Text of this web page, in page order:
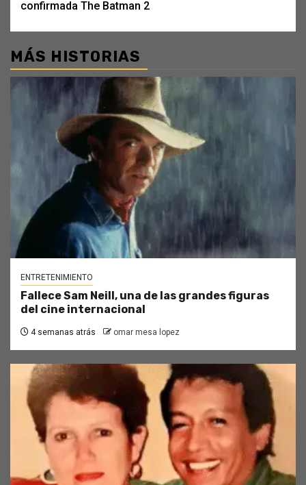
confirmada The Batman 2
MÁS HISTORIAS
ENTRETENIMIENTO
Fallece Sam Neill, una de las grandes figuras
del cine internacional
4 semanas atrás omar mesa lopez